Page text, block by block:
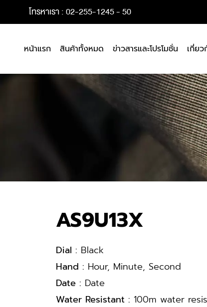
โทรหาเรา : 02-255-1245 - 50
หน้าแรก สินค้าทั้งหมด ข่าวสารและโปรโมชั่น เกี่ยว
AS9U13X
Dial : Black
Hand : Hour, Minute, Second
Date : Date
Water Resistant : 100m water